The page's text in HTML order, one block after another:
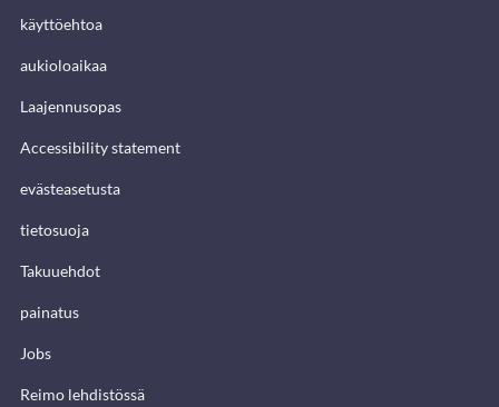
käyttöehtoa
aukioloaikaa
Laajennusopas
Accessibility statement
evästeasetusta
tietosuoja
Takuuehdot
painatus
Jobs
Reimo lehdistössä